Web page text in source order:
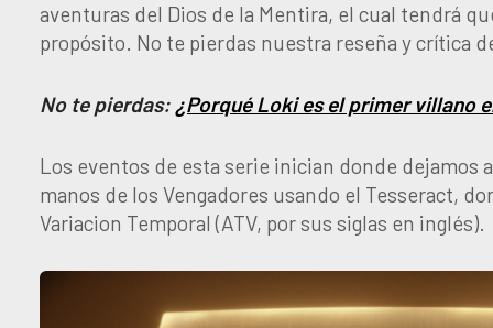
aventuras del Dios de la Mentira, el cual tendrá
propósito. No te pierdas nuestra reseña y crítica
No te pierdas: ¿Porqué Loki es el primer villano
Los eventos de esta serie inician donde dejamos
manos de los Vengadores usando el Tesseract,
Variacion Temporal (ATV, por sus siglas en inglés).